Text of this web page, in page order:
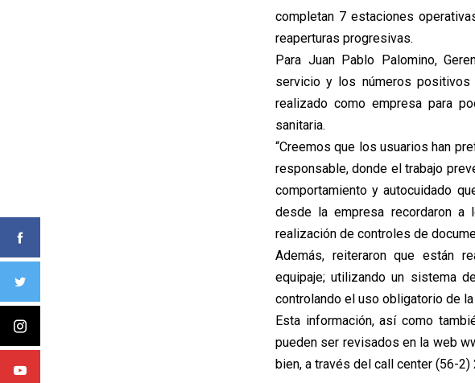
completan 7 estaciones
reaperturas progresivas.
Para Juan Pablo Palomino,
servicio y los números positivos
realizado como empresa para
sanitaria.
“Creemos que los usuarios han
responsable, donde el trabajo
comportamiento y autocuidado
desde la empresa recordaron a
realización de controles de
Además, reiteraron que están
equipaje; utilizando un sistema
controlando el uso obligatorio de
Esta información, así como
pueden ser revisados en la web
bien, a través del call center (56-2)